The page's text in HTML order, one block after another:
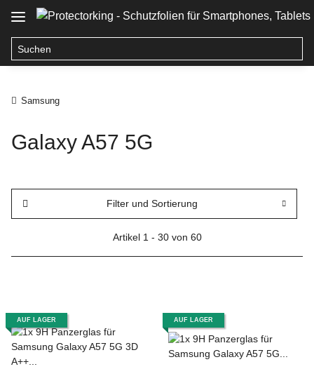
Samsung
Galaxy A57 5G
Filter und Sortierung
Artikel 1 - 30 von 60
AUF LAGER AUF LAGER